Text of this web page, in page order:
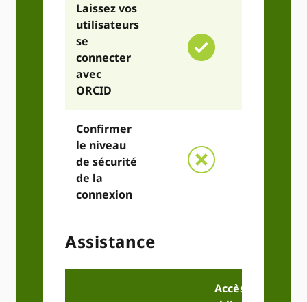
Laissez vos
utilisateurs
se
connecter
avec
ORCID
Confirmer
le niveau
de sécurité
de la
connexion
Assistance
Accès